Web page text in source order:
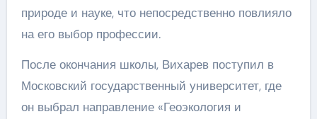
природе и науке, что непосредственно повлияло
на его выбор профессии.
После окончания школы, Вихарев поступил в
Московский государственный университет, где
он выбрал направление «Геоэкология и